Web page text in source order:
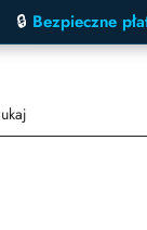
🔒 Bezpieczne